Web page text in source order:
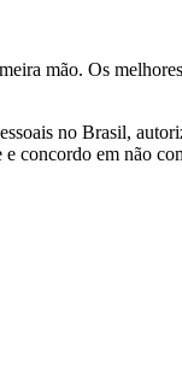
mão. Os
no Brasil,
em não